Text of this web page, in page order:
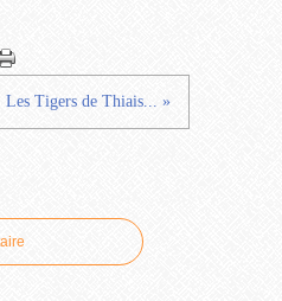
Les Tigers de Thiais... »